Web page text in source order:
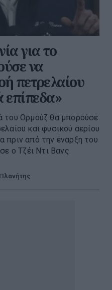
για το
να
πετρελαίου
επίπεδα»
του Ορμούζ θα μπορούσε
και φυσικού αερίου
πριν από την έναρξη του
ο Τζέι Ντι Βανς.
Πλανήτης